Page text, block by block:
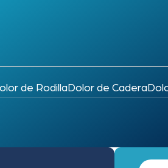
de RodillaDolor de Cadera